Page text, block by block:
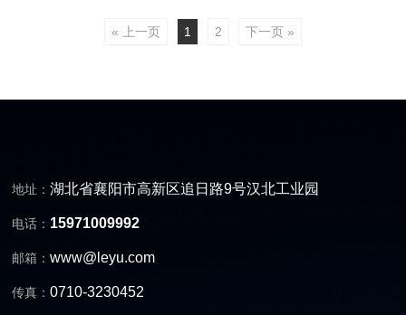
« 上一页 1 2 下一页 »
地址：湖北省襄阳市高新区追日路9号汉北工业园
电话： 15971009992
邮箱：www@leyu.com
传真：0710-3230452